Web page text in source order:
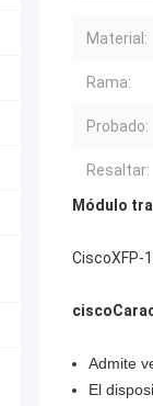
Material:
Rama:
Probado:
Resaltar:
Módulo
CiscoXFP-
cisco
Admite
El